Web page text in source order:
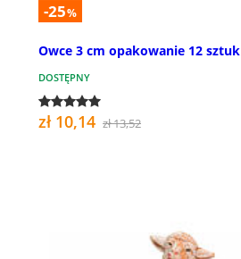
-25%
Owce 3 cm opakowanie 12 sztuk
DOSTĘPNY
zł 10,14 zł 13,52